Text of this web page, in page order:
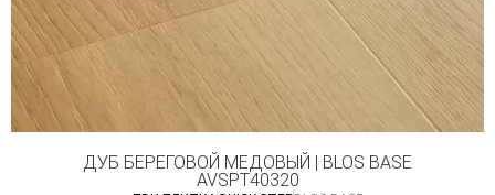
ДУБ БЕРЕГОВОЙ МЕДОВЫЙ | BLOS BASE
AVSPT40320